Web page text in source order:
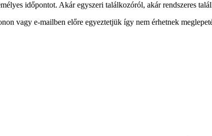
időpontot. Akár egyszeri találkozóról, akár rendszeres
vagy e-mailben előre egyeztetjük így nem érhetnek